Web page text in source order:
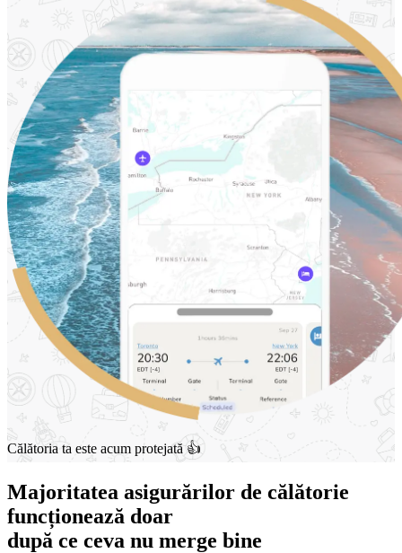
Călătoria ta este acum protejată 👍
Majoritatea asigurărilor de călătorie
funcționează doar
după ce ceva nu merge bine